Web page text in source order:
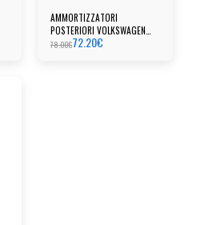
AMMORTIZZATORI
POSTERIORI VOLKSWAGEN
TIGUAN
78.00€72.20€